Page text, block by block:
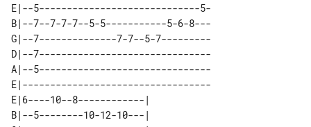
E|--5-----------------------------5-
B|--7--7-7-7--5-5-----------5-6-8---
G|--7--------------7-7--5-7---------
D|--7-------------------------------
A|--5-------------------------------
E|----------------------------------
E|6----10--8------------|
B|--5--------10-12-10---|